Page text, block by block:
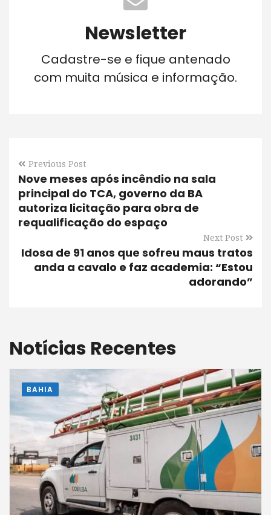
Newsletter
Cadastre-se e fique antenado
com muita música e informação.
Previous Post
Nove meses após incêndio na sala
principal do TCA, governo da BA
autoriza licitação para obra de
requalificação do espaço
Next Post
Idosa de 91 anos que sofreu maus tratos
anda a cavalo e faz academia: “Estou
adorando”
Notícias Recentes
BAHIA